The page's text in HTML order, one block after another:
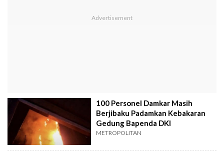
100 Personel Damkar Masih
Berjibaku Padamkan Kebakaran
Gedung Bapenda DKI
METROPOLITAN